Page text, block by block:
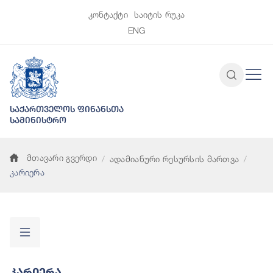
კონტაქტი
საიტის რუკა
ENG
საქართველოს ფინანსთა
სამინისტრო
მთავარი გვერდი
ადამიანური რესურსის მართვა
კარიერა